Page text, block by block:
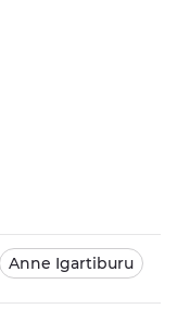
Anne Igartiburu